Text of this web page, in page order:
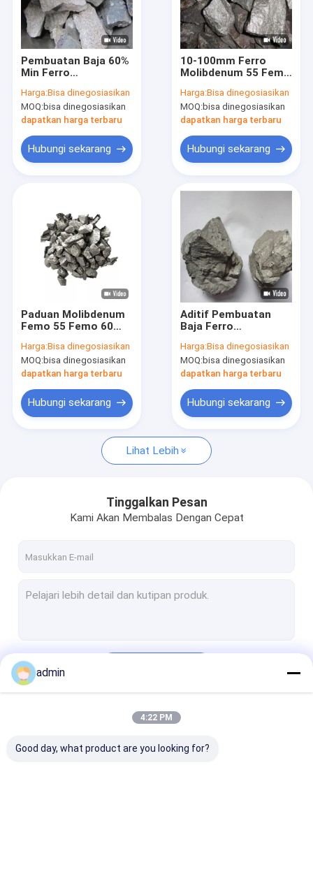
Produk
Tampilan VR
Tentang kami
Hubungi kami
Berita
Bubuk Silikon Ferro
Ferro silikon Terak
silikon mangan
Pembuatan Baja 60%
Min Ferro
Alloy
Harga:Bisa dinegosiasikan
MOQ:bisa dinegosiasikan
dapatkan harga terbaru
Hubungi sekarang
10-100mm Ferro
Molibdenum 55 Femo
Baja
Harga:Bisa dinegosiasikan
MOQ:bisa dinegosiasikan
dapatkan harga terbaru
Hubungi sekarang
Paduan Molibdenum
Femo 55 Femo 60
Molibdenum
Harga:Bisa dinegosiasikan
MOQ:bisa dinegosiasikan
dapatkan harga terbaru
Hubungi sekarang
Aditif Pembuatan
Baja Ferro
Harga:Bisa dinegosiasikan
MOQ:bisa dinegosiasikan
dapatkan harga terbaru
Hubungi sekarang
Lihat Lebih
Tinggalkan Pesan
Kami Akan Membalas Dengan Cepat
admin
4:22 PM
Good day, what product are you looking for?